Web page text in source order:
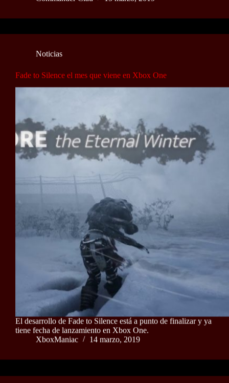
Noticias
Fade to Silence el mes que viene en Xbox One
El desarrollo de Fade to Silence está a punto de finalizar y ya
tiene fecha de lanzamiento en Xbox One.
XboxManiac
14 marzo, 2019